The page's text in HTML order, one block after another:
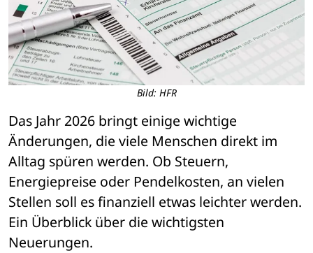
Bild: HFR
Das Jahr 2026 bringt einige wichtige
Änderungen, die viele Menschen direkt im
Alltag spüren werden. Ob Steuern,
Energiepreise oder Pendelkosten, an vielen
Stellen soll es finanziell etwas leichter werden.
Ein Überblick über die wichtigsten
Neuerungen.